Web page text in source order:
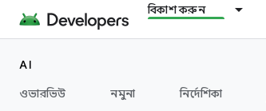
বিকাশ করুন
AI
ওভারভিউ
নমুনা নির্দেশিকা